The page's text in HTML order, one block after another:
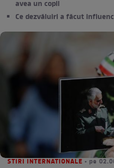
avea un copil
Ce dezvăluiri a făcut
STIRI INTERNATIONALE • pe